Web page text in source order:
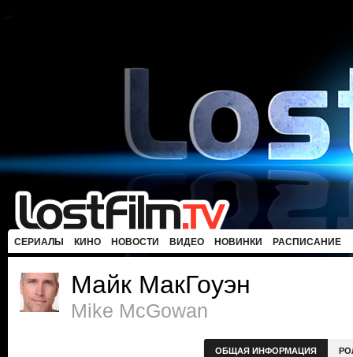
СЕРИАЛЫ КИНО НОВОСТИ ВИДЕО НОВИНКИ РАСПИСАНИЕ
Майк МакГоуэн
Mike McGowan
ОБЩАЯ ИНФОРМАЦИЯ